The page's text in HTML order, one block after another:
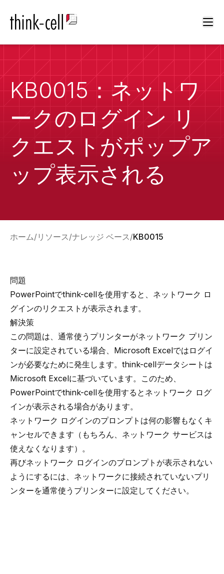
KB0015：ネットワ
ークのログイン リ
クエストがポップア
ップ表示される
ホーム リソース ナレッジ ベース KB0015
問題
PowerPointでthink-cellを使用すると、ネットワーク ロ
グインのリクエストが表示されます。
解決策
この問題は、通常使うプリンターがネットワーク プリン
ターに設定されている場合、Microsoft Excelではログイ
ンが必要なために発生します。think-cellデータシートは
Microsoft Excelに基づいています。このため、
PowerPointでthink-cellを使用するとネットワーク ログ
インが表示される場合があります。
ネットワーク ログインのプロンプトは何の影響もなくキ
ャンセルできます（もちろん、ネットワーク サービスは
使えなくなります）。
再びネットワーク ログインのプロンプトが表示されない
ようにするには、ネットワークに接続されていないプリ
ンターを通常使うプリンターに設定してください。